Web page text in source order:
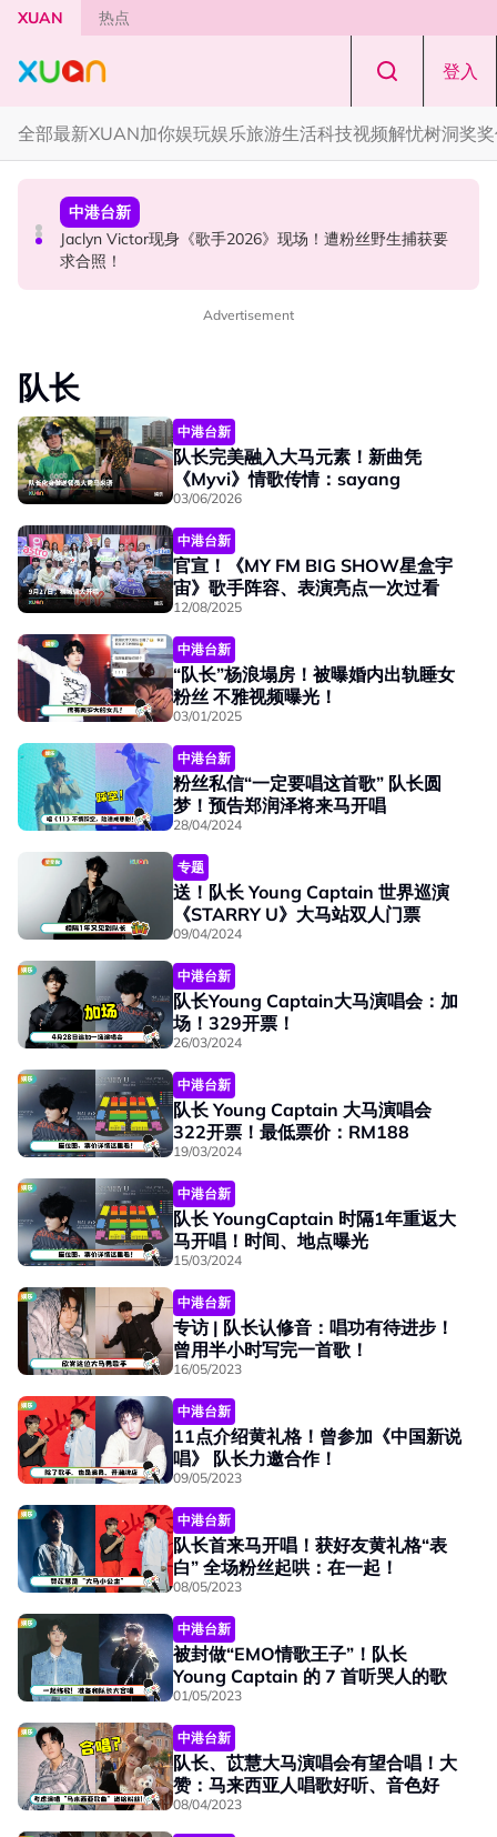
Skip to main content
XUAN 热点
登入
全部最新XUAN加你娱玩娱乐旅游生活科技视频解忧树洞奖
中港台新
中国《歌手2026》 “歌王之战” 成绩出炉！胡彦斌夺得歌王
宝座！
国际星闻
YG大楼遭女粉持高尔夫球杆猛砸！BLACKPINK 10周年最
新进展曝光！
中港台新
Jaclyn Victor现身《歌手2026》现场！遭粉丝野生捕获要
求合照！
Advertisement
队长
中港台新
队长完美融入大马元素！新曲凭
《Myvi》情歌传情：sayang
03/06/2026
中港台新
官宣！《MY FM BIG SHOW星盒宇
宙》歌手阵容、表演亮点一次过看
12/08/2025
中港台新
“队长”杨浪塌房！被曝婚内出轨睡女
粉丝 不雅视频曝光！
03/01/2025
中港台新
粉丝私信“一定要唱这首歌” 队长圆
梦！预告郑润泽将来马开唱
28/04/2024
专题
送！队长 Young Captain 世界巡演
《STARRY U》大马站双人门票
09/04/2024
中港台新
队长Young Captain大马演唱会：加
场！329开票！
26/03/2024
中港台新
队长 Young Captain 大马演唱会
322开票！最低票价：RM188
19/03/2024
中港台新
队长 YoungCaptain 时隔1年重返大
马开唱！时间、地点曝光
15/03/2024
中港台新
专访 | 队长认修音：唱功有待进步！
曾用半小时写完一首歌！
16/05/2023
中港台新
11点介绍黄礼格！曾参加《中国新说
唱》 队长力邀合作！
09/05/2023
中港台新
队长首来马开唱！获好友黄礼格“表
白” 全场粉丝起哄：在一起！
08/05/2023
中港台新
被封做“EMO情歌王子”！队长
Young Captain 的 7 首听哭人的歌
01/05/2023
中港台新
队长、苡慧大马演唱会有望合唱！大
赞：马来西亚人唱歌好听、音色好
08/04/2023